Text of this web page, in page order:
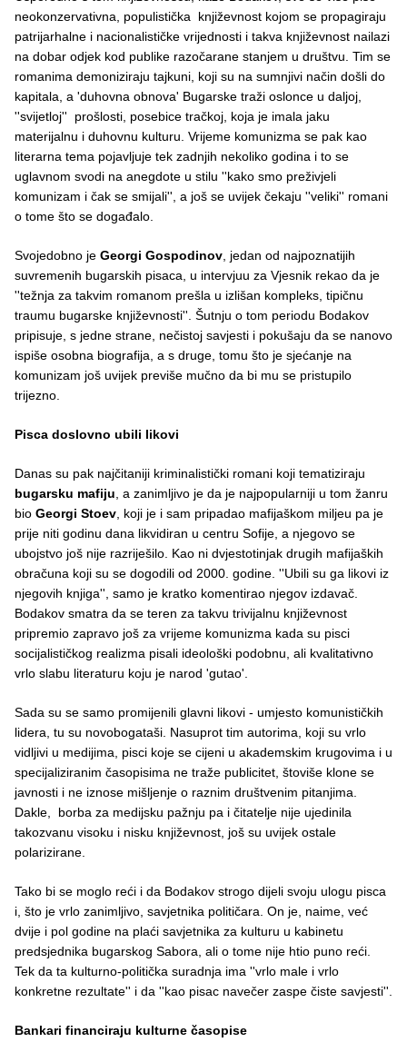
neokonzervativna, populistička književnost kojom se propagiraju
patrijarhalne i nacionalističke vrijednosti i takva književnost nailazi
na dobar odjek kod publike razočarane stanjem u društvu. Tim se
romanima demoniziraju tajkuni, koji su na sumnjivi način došli do
kapitala, a 'duhovna obnova' Bugarske traži oslonce u daljoj,
''svijetloj'' prošlosti, posebice tračkoj, koja je imala jaku
materijalnu i duhovnu kulturu. Vrijeme komunizma se pak kao
literarna tema pojavljuje tek zadnjih nekoliko godina i to se
uglavnom svodi na anegdote u stilu ''kako smo preživjeli
komunizam i čak se smijali'', a još se uvijek čekaju ''veliki'' romani
o tome što se događalo.
Svojedobno je Georgi Gospodinov, jedan od najpoznatijih
suvremenih bugarskih pisaca, u intervjuu za Vjesnik rekao da je
''težnja za takvim romanom prešla u izlišan kompleks, tipičnu
traumu bugarske književnosti''. Šutnju o tom periodu Bodakov
pripisuje, s jedne strane, nečistoj savjesti i pokušaju da se nanovo
ispiše osobna biografija, a s druge, tomu što je sjećanje na
komunizam još uvijek previše mučno da bi mu se pristupilo
trijezno.
Pisca doslovno ubili likovi
Danas su pak najčitaniji kriminalistički romani koji tematiziraju
bugarsku mafiju, a zanimljivo je da je najpopularniji u tom žanru
bio Georgi Stoev, koji je i sam pripadao mafijaškom miljeu pa je
prije niti godinu dana likvidiran u centru Sofije, a njegovo se
ubojstvo još nije razriješilo. Kao ni dvjestotinjak drugih mafijaških
obračuna koji su se dogodili od 2000. godine. ''Ubili su ga likovi iz
njegovih knjiga'', samo je kratko komentirao njegov izdavač.
Bodakov smatra da se teren za takvu trivijalnu književnost
pripremio zapravo još za vrijeme komunizma kada su pisci
socijalističkog realizma pisali ideološki podobnu, ali kvalitativno
vrlo slabu literaturu koju je narod 'gutao'.
Sada su se samo promijenili glavni likovi - umjesto komunističkih
lidera, tu su novobogataši. Nasuprot tim autorima, koji su vrlo
vidljivi u medijima, pisci koje se cijeni u akademskim krugovima i u
specijaliziranim časopisima ne traže publicitet, štoviše klone se
javnosti i ne iznose mišljenje o raznim društvenim pitanjima.
Dakle, borba za medijsku pažnju pa i čitatelje nije ujedinila
takozvanu visoku i nisku književnost, još su uvijek ostale
polarizirane.
Tako bi se moglo reći i da Bodakov strogo dijeli svoju ulogu pisca
i, što je vrlo zanimljivo, savjetnika političara. On je, naime, već
dvije i pol godine na plaći savjetnika za kulturu u kabinetu
predsjednika bugarskog Sabora, ali o tome nije htio puno reći.
Tek da ta kulturno-politička suradnja ima ''vrlo male i vrlo
konkretne rezultate'' i da ''kao pisac navečer zaspe čiste savjesti''.
Bankari financiraju kulturne časopise